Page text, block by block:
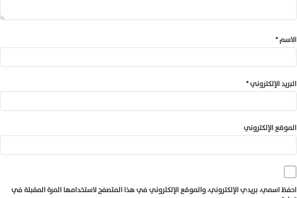
الاسم*
البريد الإلكتروني*
الموقع الإلكتروني
احفظ اسمي، بريدي الإلكتروني، والموقع الإلكتروني في هذا المتصفح لاستخدامها المرة المقبلة في